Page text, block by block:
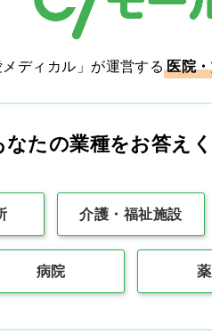
最初 前の100件
ディカル」が運営する医院
なたの業種をお答え
介護・福祉施設
病院